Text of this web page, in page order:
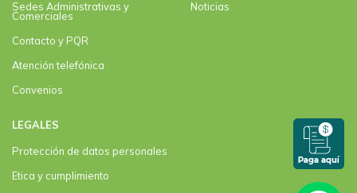
Sedes Administrativas y
Comerciales
Contacto y PQR
Atención telefónica
Convenios
Noticias
LEGALES
Protección de datos personales
Etica y cumplimiento